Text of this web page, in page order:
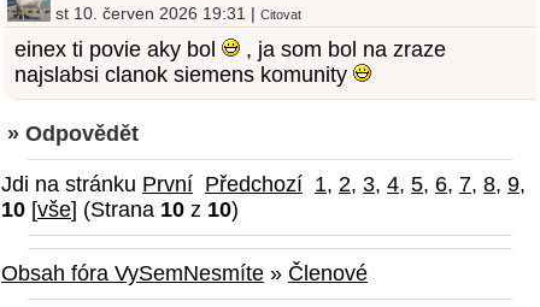
st 10. červen 2026 19:31 | Citovat
einex ti povie aky bol
, ja som bol na zraze
najslabsi clanok siemens komunity
» Odpovědět
Jdi na stránku První Předchozí 1, 2, 3, 4, 5, 6, 7, 8, 9,
10 [vše] (Strana 10 z 10)
Obsah fóra VySemNesmíte » Členové